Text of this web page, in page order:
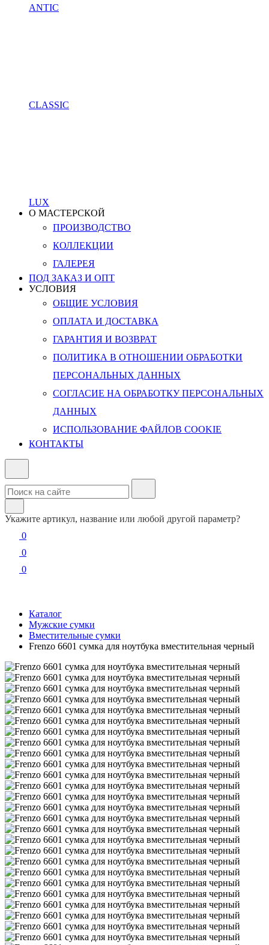
ANTIC
CLASSIC
LUX
О МАСТЕРСКОЙ
ПРОИЗВОДСТВО
КОЛЛЕКЦИИ
ГАЛЕРЕЯ
ПОД ЗАКАЗ И ОПТ
УСЛОВИЯ
ОБЩИЕ УСЛОВИЯ
ОПЛАТА И ДОСТАВКА
ГАРАНТИЯ И ВОЗВРАТ
ПОЛИТИКА В ОТНОШЕНИИ ОБРАБОТКИ
ПЕРСОНАЛЬНЫХ ДАННЫХ
СОГЛАСИЕ НА ОБРАБОТКУ ПЕРСОНАЛЬНЫХ
ДАННЫХ
ИСПОЛЬЗОВАНИЕ ФАЙЛОВ COOKIE
КОНТАКТЫ
Укажите артикул, название или любой другой параметр?
0
0
0
Каталог
Мужские сумки
Вместительные сумки
Frenzo 6601 сумка для ноутбука вместительная черный